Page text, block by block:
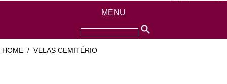
MENU
HOME / VELAS CEMITÉRIO